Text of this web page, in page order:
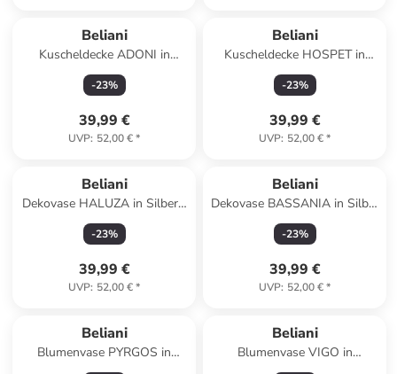
Beliani
Kuscheldecke ADONI in
Beige/Schwarz/Gelb - (W) 130
x (H) 1 x (L) 180 cm
-23%
39,99 €
UVP: 52,00 €*
Beliani
Kuscheldecke HOSPET in
Grau/Beige - (W) 130 x (H) 1 x
(L) 180 cm
-23%
39,99 €
UVP: 52,00 €*
Beliani
Dekovase HALUZA in Silber -
(W) 17 x (H) 35 x (L) 10 cm
-23%
39,99 €
UVP: 52,00 €*
Beliani
Dekovase BASSANIA in Silber
- (W) 12 x (H) 45 x (L) 12 cm
-23%
39,99 €
UVP: 52,00 €*
Beliani
Blumenvase PYRGOS in
Schwarz - (W) 14 x (H) 22 x
Beliani
Blumenvase VIGO in
Grau/Weiß - (W) 21 x (H) 36 x